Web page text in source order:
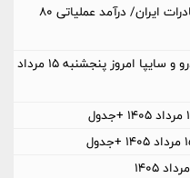
تغییر مثبت در عملکرد مالی بانک صادرات ایران/ درآمد عملیاتی 80
تغییر تند قیمت محصولات ایران‌خودرو و سایپا امروز پنجشنبه ۱۵ مرداد